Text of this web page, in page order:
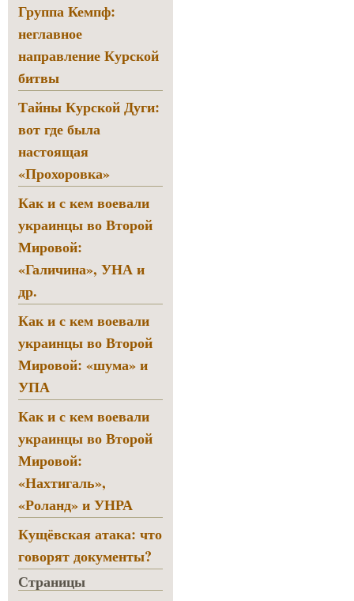
Группа Кемпф:
неглавное
направление Курской
битвы
Тайны Курской Дуги:
вот где была
настоящая
«Прохоровка»
Как и с кем воевали
украинцы во Второй
Мировой:
«Галичина», УНА и
др.
Как и с кем воевали
украинцы во Второй
Мировой: «шума» и
УПА
Как и с кем воевали
украинцы во Второй
Мировой:
«Нахтигаль»,
«Роланд» и УНРА
Кущёвская атака: что
говорят документы?
Страницы